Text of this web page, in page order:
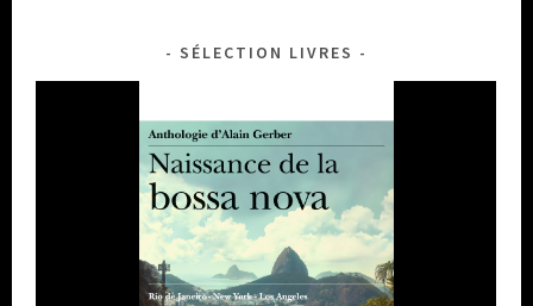
SÉLECTION LIVRES